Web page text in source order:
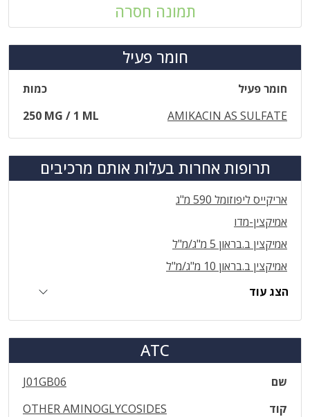
תמונה חסרה
חומר פעיל
חומר פעיל
כמות
AMIKACIN AS SULFATE
250 MG / 1 ML
תרופות אחרות בעלות אותם מרכיבים
אריקייס ליפוזומל 590 מ"ג
אמיקצין-מדו
אמיקצין ב.בראון 5 מ"ג/מ"ל
אמיקצין ב.בראון 10 מ"ג/מ"ל
הצג עוד
ATC
שם
J01GB06
קוד
OTHER AMINOGLYCOSIDES